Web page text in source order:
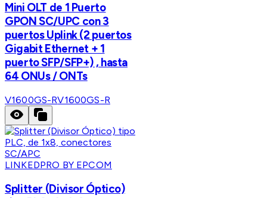
Mini OLT de 1 Puerto
GPON SC/UPC con 3
puertos Uplink (2 puertos
Gigabit Ethernet + 1
puerto SFP/SFP+) , hasta
64 ONUs / ONTs
V1600GS-RV1600GS-R
LINKEDPRO BY EPCOM
Splitter (Divisor Óptico)